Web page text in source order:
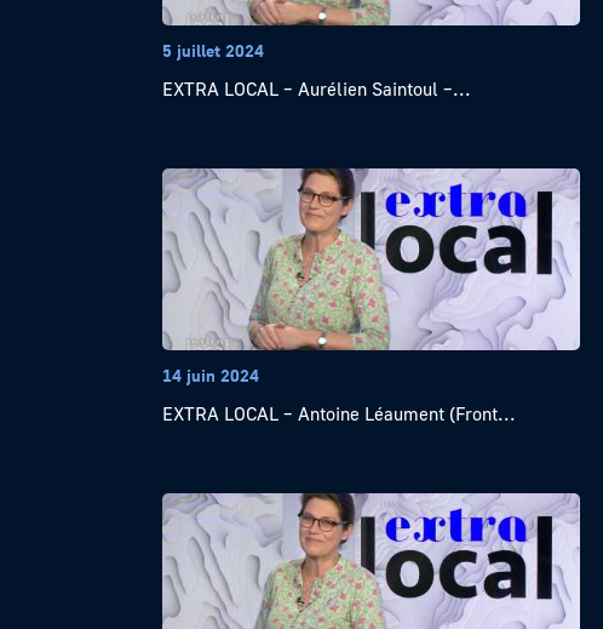
5 juillet 2024
EXTRA LOCAL – Aurélien Saintoul –...
14 juin 2024
EXTRA LOCAL – Antoine Léaument (Front...